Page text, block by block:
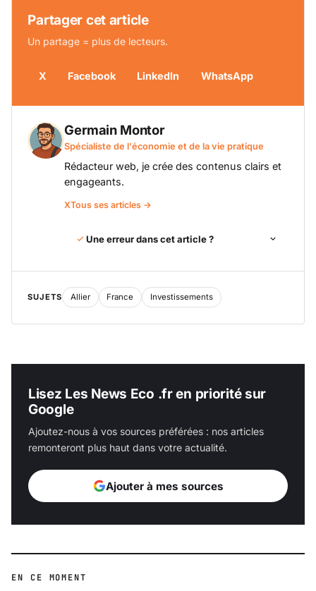
Partager cet article
Un partage = plus de lecteurs.
X Facebook LinkedIn WhatsApp
Germain Montor
Spécialiste de l'économie et de la vie pratique
Rédacteur web, je crée des contenus clairs et
engageants.
XTous ses articles →
Une erreur dans cet article ?
SUJETS Allier France Investissements
Lisez Les News Eco .fr en priorité sur
Google
Ajoutez-nous à vos sources préférées : nos articles
remonteront plus haut dans votre actualité.
Ajouter à mes sources
EN CE MOMENT